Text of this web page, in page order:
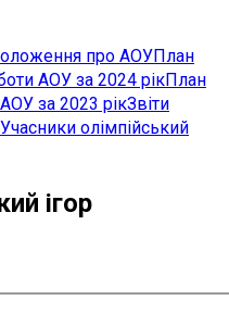
про АОУПлан
АОУ за 2024 рікПлан
за 2023 рікЗвіти
Учасники олімпійський
ігор